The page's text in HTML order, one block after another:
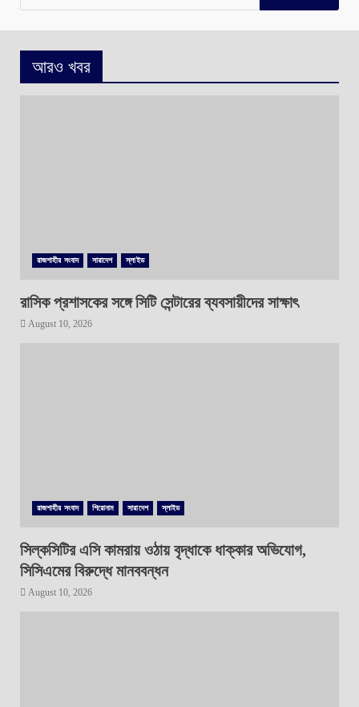
for:
আরও খবর
রাজশাহীর সংবাদ সারাদেশ স্লাইড
রাসিক প্রশাসকের সঙ্গে সিটি সেন্টারের ব্যবসায়ীদের সাক্ষাৎ
August 10, 2026
রাজশাহীর সংবাদ শিরোনাম সারাদেশ স্লাইড
সিল্কসিটির এসি কামরায় ওঠায় বৃদ্ধাকে ধাক্কার অভিযোগ,
সিসিএমের বিরুদ্ধে মানববন্ধন
August 10, 2026